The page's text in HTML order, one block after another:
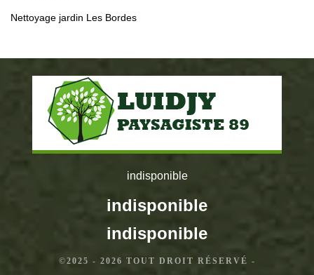
Nettoyage jardin Les Bordes
indisponible
indisponible
indisponible
©2025 - 2026 TOUT DROIT RÉSERVÉ -